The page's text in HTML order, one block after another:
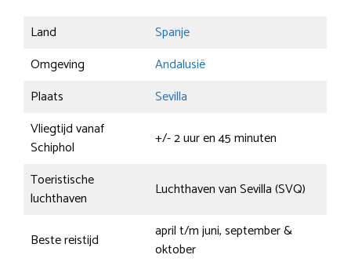
Land
Spanje
Omgeving
Andalusië
Plaats
Sevilla
Vliegtijd vanaf
Schiphol
+/- 2 uur en 45 minuten
Toeristische
luchthaven
Luchthaven van Sevilla (SVQ)
Beste reistijd
april t/m juni, september &
oktober